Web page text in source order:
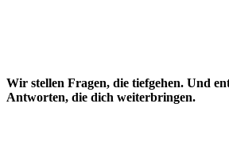
​Wir stellen Fragen, die tiefgehen. Und
Antworten, die dich weiterbringen.